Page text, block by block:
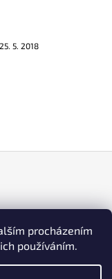
procházením
používáním.
5. 2018